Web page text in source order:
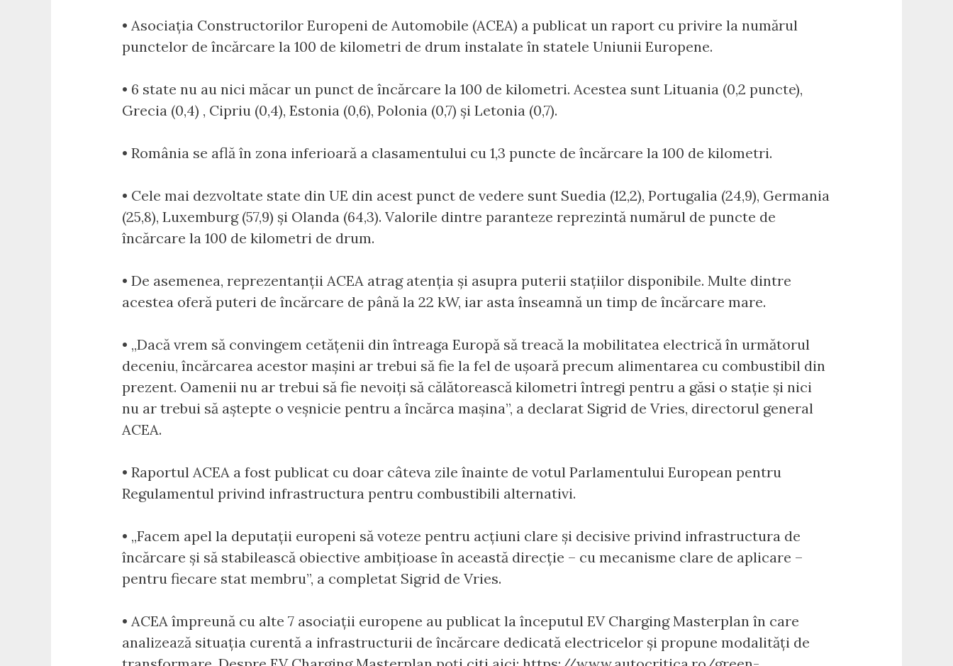
• Asociația Constructorilor Europeni de Automobile (ACEA) a publicat un raport cu privire la numărul
punctelor de încărcare la 100 de kilometri de drum instalate în statele Uniunii Europene.
• 6 state nu au nici măcar un punct de încărcare la 100 de kilometri. Acestea sunt Lituania (0,2 puncte),
Grecia (0,4) , Cipriu (0,4), Estonia (0,6), Polonia (0,7) și Letonia (0,7).
• România se află în zona inferioară a clasamentului cu 1,3 puncte de încărcare la 100 de kilometri.
• Cele mai dezvoltate state din UE din acest punct de vedere sunt Suedia (12,2), Portugalia (24,9), Germania
(25,8), Luxemburg (57,9) și Olanda (64,3). Valorile dintre paranteze reprezintă numărul de puncte de
încărcare la 100 de kilometri de drum.
• De asemenea, reprezentanții ACEA atrag atenția și asupra puterii stațiilor disponibile. Multe dintre
acestea oferă puteri de încărcare de până la 22 kW, iar asta înseamnă un timp de încărcare mare.
• „Dacă vrem să convingem cetățenii din întreaga Europă să treacă la mobilitatea electrică în următorul
deceniu, încărcarea acestor mașini ar trebui să fie la fel de ușoară precum alimentarea cu combustibil din
prezent. Oamenii nu ar trebui să fie nevoiți să călătorească kilometri întregi pentru a găsi o stație și nici
nu ar trebui să aștepte o veșnicie pentru a încărca mașina”, a declarat Sigrid de Vries, directorul general
ACEA.
• Raportul ACEA a fost publicat cu doar câteva zile înainte de votul Parlamentului European pentru
Regulamentul privind infrastructura pentru combustibili alternativi.
• „Facem apel la deputații europeni să voteze pentru acțiuni clare și decisive privind infrastructura de
încărcare și să stabilească obiective ambițioase în această direcție – cu mecanisme clare de aplicare –
pentru fiecare stat membru”, a completat Sigrid de Vries.
• ACEA împreună cu alte 7 asociații europene au publicat la începutul EV Charging Masterplan în care
analizează situația curentă a infrastructurii de încărcare dedicată electricelor și propune modalități de